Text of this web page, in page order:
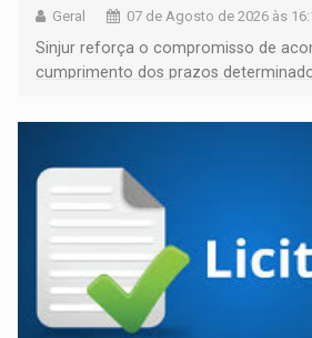
Geral 07 de Agosto de 2026 às
Sinjur reforça o compromisso de
cumprimento dos prazos